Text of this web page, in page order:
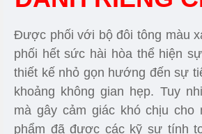
Được phối với bộ đôi tông màu
phối hết sức hài hòa thể hiện
thiết kế nhỏ gọn hướng đến sự
khoảng không gian hẹp. Tuy
mà gây cảm giác khó chịu cho
phẩm đã được các kỹ sư tính